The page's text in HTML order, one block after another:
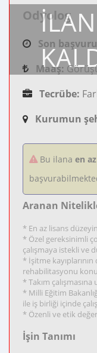
Odyolog
Son
Maaş:
Tecrübe:
Kurumun
Bu ilana en
Aranan
* En az lisans
* Özel gereksinimli
çalışmaya istekli ve
* İşitme
rehabilitasyonu
* Takım
* Milli Eğitim
ile iş birliği içinde
* Özenli ve etik
İşin Tanımı